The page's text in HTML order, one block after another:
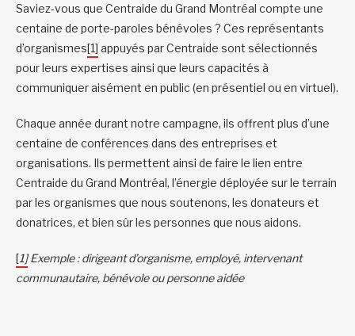
Saviez-vous que Centraide du Grand Montréal compte une
centaine de porte-paroles bénévoles ? Ces représentants
d’organismes[1] appuyés par Centraide sont sélectionnés
pour leurs expertises ainsi que leurs capacités à
communiquer aisément en public (en présentiel ou en virtuel).
Chaque année durant notre campagne, ils offrent plus d’une
centaine de conférences dans des entreprises et
organisations. Ils permettent ainsi de faire le lien entre
Centraide du Grand Montréal, l’énergie déployée sur le terrain
par les organismes que nous soutenons, les donateurs et
donatrices, et bien sûr les personnes que nous aidons.
[1]Exemple : dirigeant d’organisme, employé, intervenant
communautaire, bénévole ou personne aidée